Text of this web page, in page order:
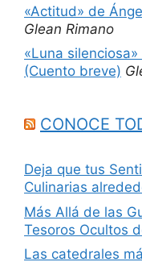
«Actitud» de
Glean Rimano
«Luna
(Cuento breve)
CONOCE
Deja que tus
Culinarias
Más Allá de las
Tesoros Ocultos
Las catedrales